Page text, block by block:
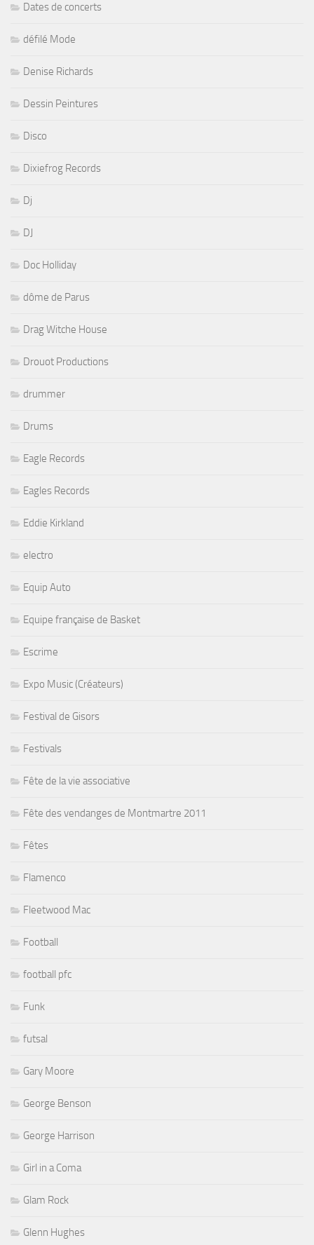
Dates de concerts
défilé Mode
Denise Richards
Dessin Peintures
Disco
Dixiefrog Records
Dj
DJ
Doc Holliday
dôme de Parus
Drag Witche House
Drouot Productions
drummer
Drums
Eagle Records
Eagles Records
Eddie Kirkland
electro
Equip Auto
Equipe française de Basket
Escrime
Expo Music (Créateurs)
Festival de Gisors
Festivals
Fête de la vie associative
Fête des vendanges de Montmartre 2011
Fêtes
Flamenco
Fleetwood Mac
Football
football pfc
Funk
futsal
Gary Moore
George Benson
George Harrison
Girl in a Coma
Glam Rock
Glenn Hughes